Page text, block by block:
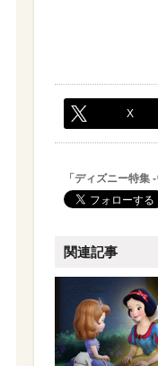
X
「ディズニー特集
関連記事